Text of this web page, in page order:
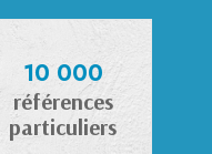
10 000
références
particuliers